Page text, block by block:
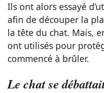
Ils ont alors essayé
afin de découper la
la tête du chat. Mais,
ont utilisés pour
commencé à brûler.
Le chat se